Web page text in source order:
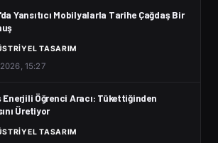
Yansıtıcı Mobilyalarla Tarihe Çağdaş Bir
TASARIM
15:27
Enerjili Öğrenci Aracı: Tükettiğinden
Üretiyor
TASARIM